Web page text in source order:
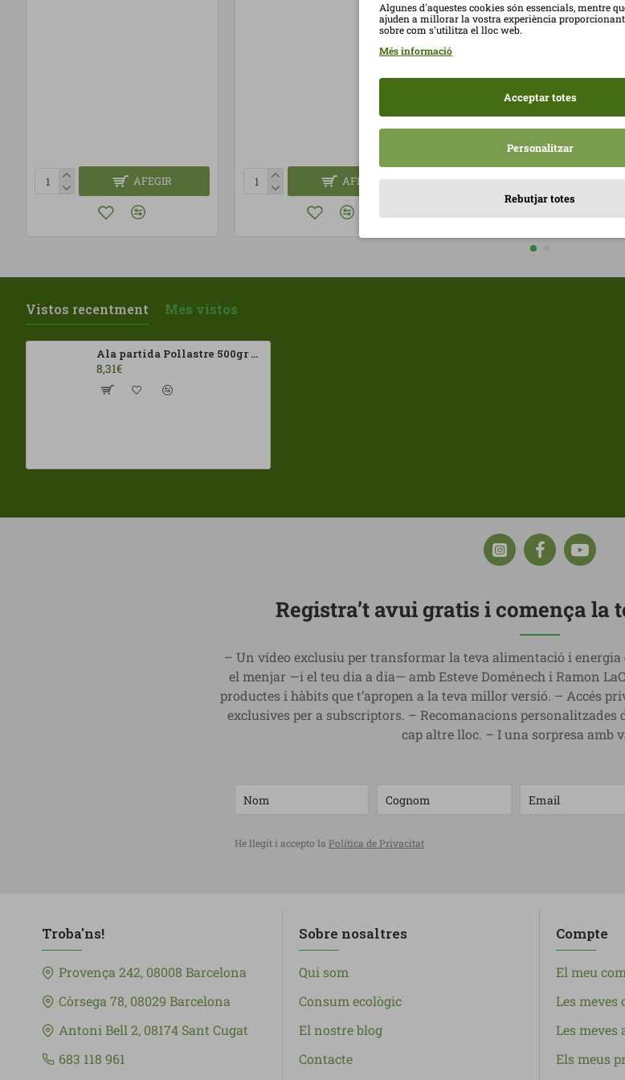
AFEGIR AFEGIR AFEGIR
Vistos recentment Més vistos
Ala partida Pollastre 500gr Viube ECO
8,31€
Registra’t avui gratis i comença la
– Un vídeo exclusiu per transformar la teva alimentació i
el menjar —i el teu dia a dia— amb Esteve Doménech i Ramon
productes i hàbits que t’apropen a la teva millor versió. – Accés
exclusives per a subscriptors. – Recomanacions personalitzades
cap altre lloc. – I una sorpresa amb
He llegit i accepto la Política de Privacitat
Troba'ns!
Provença 242, 08008 Barcelona
Còrsega 78, 08029 Barcelona
Antoni Bell 2, 08174 Sant Cugat
683 118 961
Sobre nosaltres
Qui som
Consum ecològic
El nostre blog
Contacte
Compte
El meu
Les meves
Les meves
Els meus
Algunes d'aquestes cookies són essencials, mentre
ajuden a millorar la vostra experiència
sobre com s'utilitza el lloc web.
Més informació
Acceptar totes
Personalitzar
Rebutjar totes